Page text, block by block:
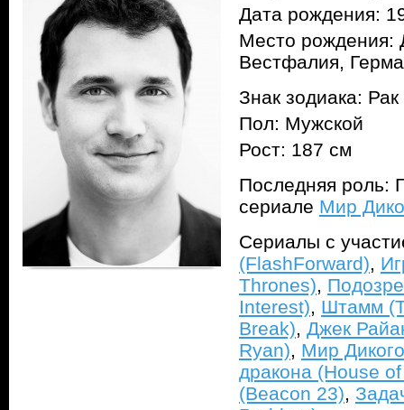
Дата рождения:
Место рождения:
Вестфалия,
Знак зодиака: Рак
Пол: Мужской
Рост: 187 см
Последняя роль:
сериале Мир
Сериалы с
(FlashForward),
Thrones),
Interest), Штамм
Break), Джек
Ryan), Мир
дракона (House
(Beacon 23),